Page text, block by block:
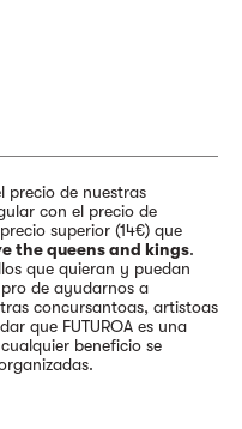
precio de nuestras
con el precio de
superior (14€) que
the queens and kings.
que quieran y puedan
de ayudarnos a
concursantoas, artistoas
que FUTUROA es una
beneficio se